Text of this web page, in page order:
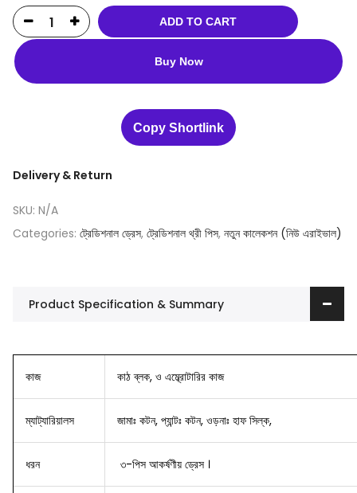
ADD TO CART
Buy Now
Copy Shortlink
Delivery & Return
SKU: N/A
Categories: ট্রেডিশনাল ড্রেস, ট্রেডিশনাল থ্রী পিস, নতুন কালেকশন (নিউ এরাইভাল)
Product Specification & Summary
কাজ কাঠ ব্লক, ও এম্ব্রোটারির কাজ
ম্যাট্যারিয়ালস জামাঃ কটন, প্যান্টঃ কটন, ওড়নাঃ হাফ সিল্ক,
ধরন ৩-পিস আকর্ষণীয় ড্রেস ।